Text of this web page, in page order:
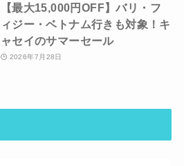
【最大15,000円OFF】バリ・フ
ィジー・ベトナム行きも対象！キ
ャセイのサマーセール
2026年7月28日